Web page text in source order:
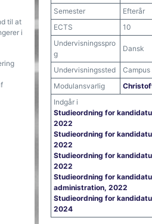
til at
i
Semester
Efterår
ECTS
10
Undervisningsspro
g
Dansk
Undervisningssted
Modulansvarlig
Indgår i
Studieordning for
2022
Studieordning for
2022
Studieordning for
2022
Studieordning for
administration, 2022
Studieordning for
2024